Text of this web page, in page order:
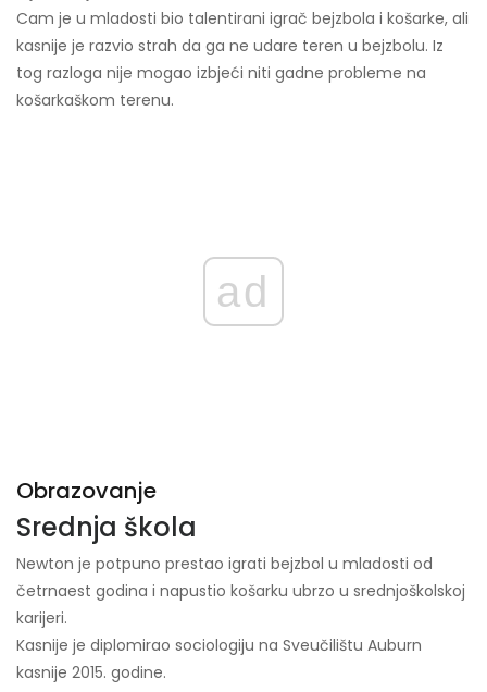
Cam je u mladosti bio talentirani igrač bejzbola i košarke, ali
kasnije je razvio strah da ga ne udare teren u bejzbolu. Iz
tog razloga nije mogao izbjeći niti gadne probleme na
košarkaškom terenu.
ad
Obrazovanje
Srednja škola
Newton je potpuno prestao igrati bejzbol u mladosti od
četrnaest godina i napustio košarku ubrzo u srednjoškolskoj
karijeri.
Kasnije je diplomirao sociologiju na Sveučilištu Auburn
kasnije 2015. godine.